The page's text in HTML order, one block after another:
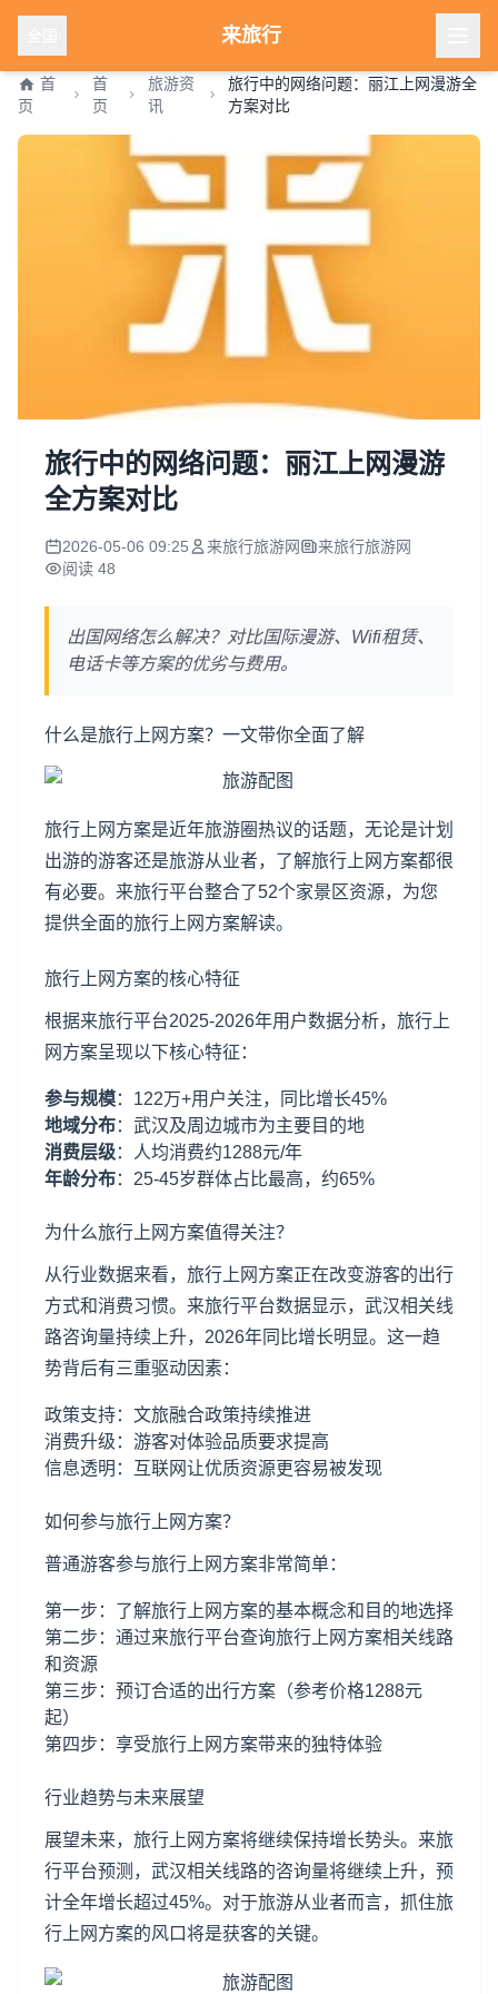
来旅行
首
页
首
页
旅游资
讯
旅行中的网络问题：丽江上网漫游全
方案对比
旅行中的网络问题：丽江上网漫游
全方案对比
2026-05-06 09:25 来旅行旅游网
来旅行旅游网
阅读 48
出国网络怎么解决？对比国际漫游、Wifi租赁、
电话卡等方案的优劣与费用。
什么是旅行上网方案？一文带你全面了解
旅行上网方案是近年旅游圈热议的话题，无论是计划
出游的游客还是旅游从业者，了解旅行上网方案都很
有必要。来旅行平台整合了52个家景区资源，为您
提供全面的旅行上网方案解读。
旅行上网方案的核心特征
根据来旅行平台2025-2026年用户数据分析，旅行上
网方案呈现以下核心特征：
参与规模：122万+用户关注，同比增长45%
地域分布：武汉及周边城市为主要目的地
消费层级：人均消费约1288元/年
年龄分布：25-45岁群体占比最高，约65%
为什么旅行上网方案值得关注？
从行业数据来看，旅行上网方案正在改变游客的出行
方式和消费习惯。来旅行平台数据显示，武汉相关线
路咨询量持续上升，2026年同比增长明显。这一趋
势背后有三重驱动因素：
政策支持：文旅融合政策持续推进
消费升级：游客对体验品质要求提高
信息透明：互联网让优质资源更容易被发现
如何参与旅行上网方案？
普通游客参与旅行上网方案非常简单：
第一步：了解旅行上网方案的基本概念和目的地选择
第二步：通过来旅行平台查询旅行上网方案相关线路
和资源
第三步：预订合适的出行方案（参考价格1288元
起）
第四步：享受旅行上网方案带来的独特体验
行业趋势与未来展望
展望未来，旅行上网方案将继续保持增长势头。来旅
行平台预测，武汉相关线路的咨询量将继续上升，预
计全年增长超过45%。对于旅游从业者而言，抓住旅
行上网方案的风口将是获客的关键。